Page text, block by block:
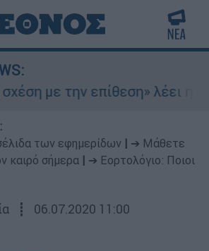
με την επίθεση» λέει η
των εφημερίδων
➔ Μάθετε
καιρό σήμερα
➔ Εορτολόγιο: Ποιοι
┋ 06.07.2020 11:00